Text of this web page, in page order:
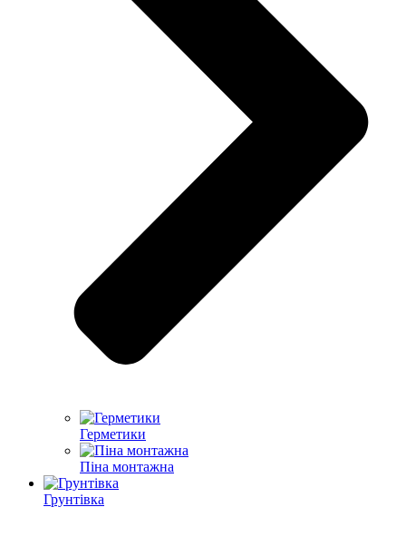
Герметики
Піна монтажна
Грунтівка